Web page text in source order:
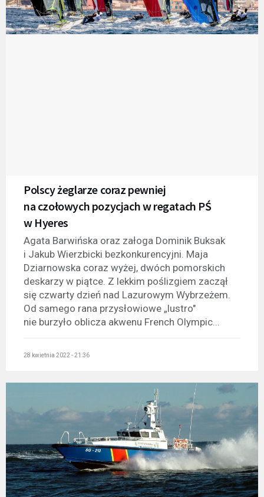
Polscy żeglarze coraz pewniej
na czołowych pozycjach w regatach PŚ
w Hyeres
Agata Barwińska oraz załoga Dominik Buksak
i Jakub Wierzbicki bezkonkurencyjni. Maja
Dziarnowska coraz wyżej, dwóch pomorskich
deskarzy w piątce. Z lekkim poślizgiem zaczął
się czwarty dzień nad Lazurowym Wybrzeżem.
Od samego rana przysłowiowe „lustro"
nie burzyło oblicza akwenu French Olympic...
28 kwietnia 2022 - 21:36